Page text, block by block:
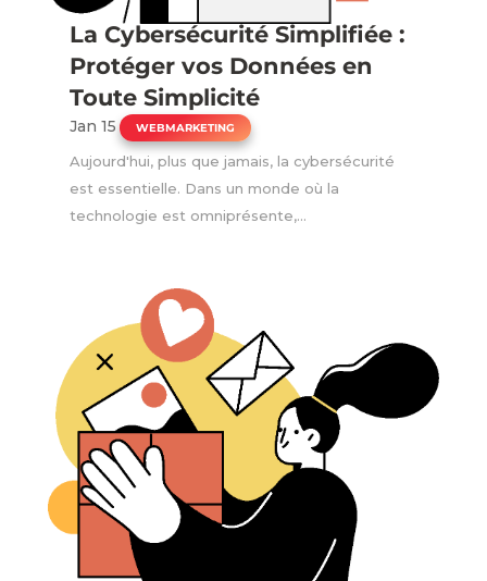
La Cybersécurité Simplifiée :
Protéger vos Données en
Toute Simplicité
Jan 15 | WEBMARKETING
Aujourd'hui, plus que jamais, la cybersécurité
est essentielle. Dans un monde où la
technologie est omniprésente,...